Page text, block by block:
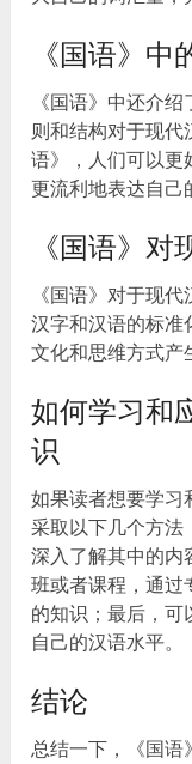
《国语》
《国语》中还介
则和结构对于现代
语》，人们可以更
更流利地表达自己
《国语》对
《国语》对于现
汉字和汉语的标准
文化和思维方式产
如何学习和
识
如果读者想要学习
采取以下几个方法
深入了解其中的内
班或者课程，通过
的知识；最后，可
自己的汉语水平。
结论
总结一下，《国语